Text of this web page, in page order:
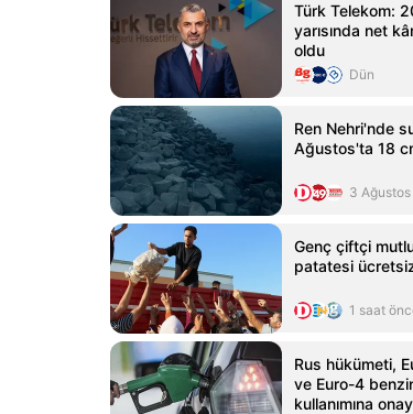
Türk Telekom:
yarısında net
oldu
Dün
Ren Nehri'nde
Ağustos'ta 18
3 Ağustos
Genç çiftçi
patatesi
1 saat
Rus hükümeti,
ve Euro-4
kullanımına